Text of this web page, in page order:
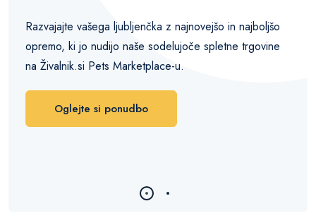
Razvajajte vašega ljubljenčka z najnovejšo in najboljšo
opremo, ki jo nudijo naše sodelujoče spletne trgovine
na Živalnik.si Pets Marketplace-u.
Oglejte si ponudbo